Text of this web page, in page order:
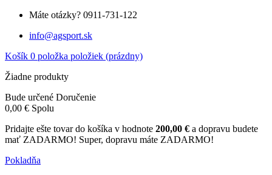
Máte otázky? 0911-731-122
info@agsport.sk
Košík 0 položka položiek (prázdny)
Žiadne produkty
Bude určené Doručenie
0,00 € Spolu
Pridajte ešte tovar do košíka v hodnote 200,00 € a dopravu budete
mať ZADARMO! Super, dopravu máte ZADARMO!
Pokladňa